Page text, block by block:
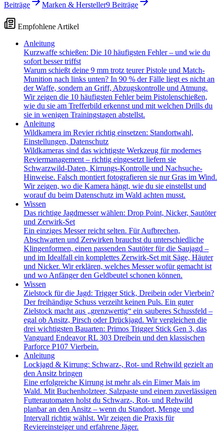
Beiträge
Marken & Hersteller9 Beiträge
Empfohlene Artikel
Anleitung
Kurzwaffe schießen: Die 10 häufigsten Fehler – und wie du
sofort besser triffst
Warum schießt deine 9 mm trotz teurer Pistole und Match-
Munition nach links unten? In 90 % der Fälle liegt es nicht an
der Waffe, sondern an Griff, Abzugskontrolle und Atmung.
Wir zeigen die 10 häufigsten Fehler beim Pistolenschießen,
wie du sie am Trefferbild erkennst und mit welchen Drills du
sie in wenigen Trainingstagen abstellst.
Anleitung
Wildkamera im Revier richtig einsetzen: Standortwahl,
Einstellungen, Datenschutz
Wildkameras sind das wichtigste Werkzeug für modernes
Reviermanagement – richtig eingesetzt liefern sie
Schwarzwild-Daten, Kirrungs-Kontrolle und Nachsuche-
Hinweise. Falsch montiert fotografieren sie nur Gras im Wind.
Wir zeigen, wo die Kamera hängt, wie du sie einstellst und
worauf du beim Datenschutz im Wald achten musst.
Wissen
Das richtige Jagdmesser wählen: Drop Point, Nicker, Sautöter
und Zerwirk-Set
Ein einziges Messer reicht selten. Für Aufbrechen,
Abschwarten und Zerwirken brauchst du unterschiedliche
Klingenformen, einen passenden Sautöter für die Saujagd –
und im Idealfall ein komplettes Zerwirk-Set mit Säge, Häuter
und Nicker. Wir erklären, welches Messer wofür gemacht ist
und wo Anfänger den Geldbeutel schonen können.
Wissen
Zielstock für die Jagd: Trigger Stick, Dreibein oder Vierbein?
Der freihändige Schuss verzeiht keinen Puls. Ein guter
Zielstock macht aus „grenzwertig“ ein sauberes Schussfeld –
egal ob Ansitz, Pirsch oder Drückjagd. Wir vergleichen die
drei wichtigsten Bauarten: Primos Trigger Stick Gen 3, das
Vanguard Endeavor RL 303 Dreibein und den klassischen
Parforce P107 Vierbein.
Anleitung
Lockjagd & Kirrung: Schwarz-, Rot- und Rehwild gezielt an
den Ansitz bringen
Eine erfolgreiche Kirrung ist mehr als ein Eimer Mais im
Wald. Mit Buchenholzteer, Salzpaste und einem zuverlässigen
Futterautomaten holst du Schwarz-, Rot- und Rehwild
planbar an den Ansitz – wenn du Standort, Menge und
Intervall richtig wählst. Wir zeigen die Praxis für
Reviereinsteiger und erfahrene Jäger.